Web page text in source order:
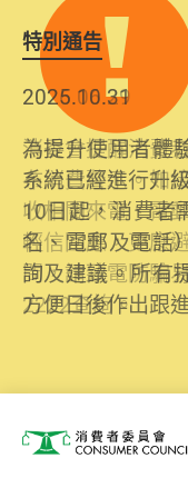
特別通告
2026.06.29
消委會提醒消費
布消費警示。如
收相關來電、電
輕信回應，更應
問，請致電防騙
2222查詢。
2025.10.31
為提升使用者體
系統已經進行升
10日起，消費者
名、電郵及電話
詢及建議。所有
方便日後作出跟
消費者委員會